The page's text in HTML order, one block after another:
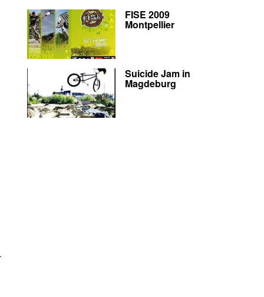
FISE 2009
Montpellier
Suicide Jam in
Magdeburg